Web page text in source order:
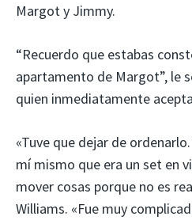
Margot y Jimmy.
“Recuerdo que estabas
apartamento de Margot”, le
quien inmediatamente
«Tuve que dejar de
mí mismo que era un set en
mover cosas porque no es
Williams. «Fue muy